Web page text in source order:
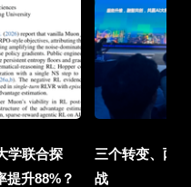
学联合探
升88%？
三个转变、两
战